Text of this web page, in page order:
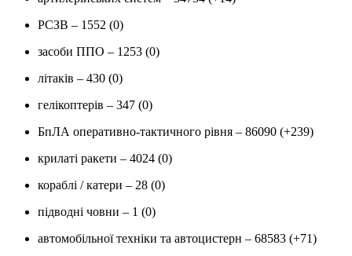
РСЗВ ‒ 1552 (0)
засоби ППО ‒ 1253 (0)
літаків ‒ 430 (0)
гелікоптерів ‒ 347 (0)
БпЛА оперативно-тактичного рівня ‒ 86090 (+239)
крилаті ракети ‒ 4024 (0)
кораблі / катери ‒ 28 (0)
підводні човни ‒ 1 (0)
автомобільної техніки та автоцистерн ‒ 68583 (+71)